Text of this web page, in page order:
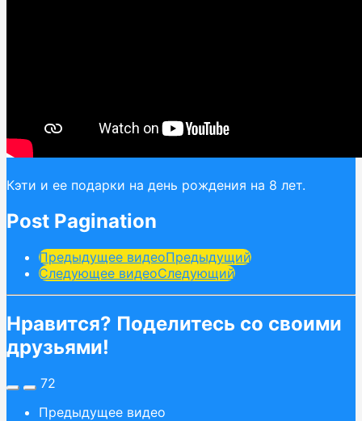
Кэти и ее подарки на день рождения на 8 лет.
Post Pagination
Предыдущее видеоПредыдущий
Следующее видеоСледующий
Нравится? Поделитесь со своими
друзьями!
72
Предыдущее видео